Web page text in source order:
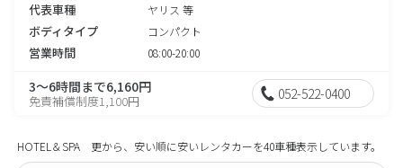
代表車種 ヤリス 等
ボディタイプ コンパクト
営業時間 08:00-20:00
3～6時間まで6,160円
免責補償制度1,100円 052-522-0400
HOTEL＆SPA 更から、安い順に安いレンタカーを40車種表示しています。